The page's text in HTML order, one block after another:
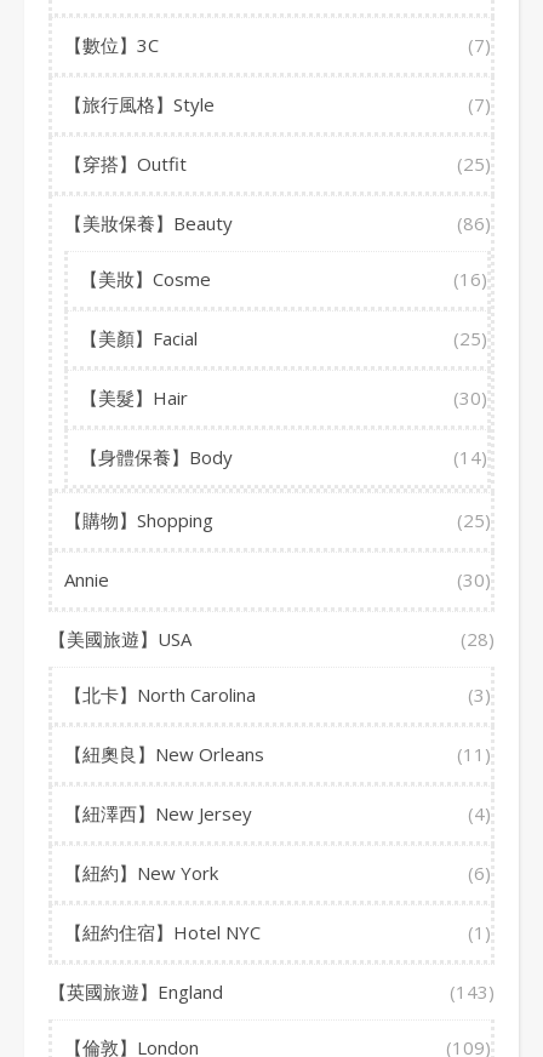
【數位】3C (7)
【旅行風格】Style (7)
【穿搭】Outfit (25)
【美妝保養】Beauty (86)
【美妝】Cosme (16)
【美顏】Facial (25)
【美髮】Hair (30)
【身體保養】Body (14)
【購物】Shopping (25)
Annie (30)
【美國旅遊】USA (28)
【北卡】North Carolina (3)
【紐奧良】New Orleans (11)
【紐澤西】New Jersey (4)
【紐約】New York (6)
【紐約住宿】Hotel NYC (1)
【英國旅遊】England (143)
【倫敦】London (109)